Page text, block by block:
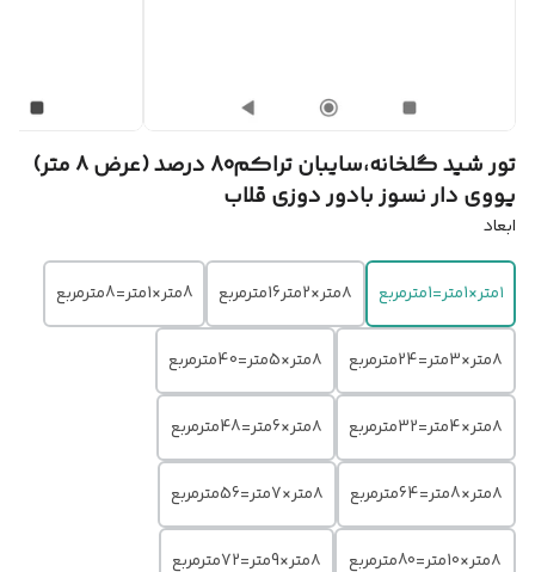
تور شید گلخانه،سایبان تراکم80 درصد (عرض ۸ متر)
یووی دار نسوز بادور دوزی قلاب
ابعاد
۱متر×1متر=1مترمربع ۸متر×2متر16مترمربع 8متر×1متر=8مترمربع
۸متر×3متر=24مترمربع ۸متر×5متر=40مترمربع
۸متر×4متر=32مترمربع ۸متر×6متر=48مترمربع
۸متر×8متر=64مترمربع ۸متر×7متر=56مترمربع
۸متر×10متر=80مترمربع ۸متر×9متر=72مترمربع